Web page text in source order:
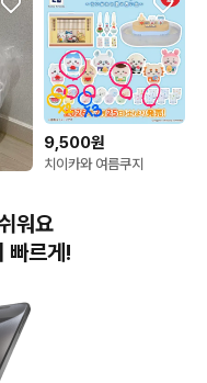
상
정
9,500원
치이카와 여름쿠지
니다. 전자상거래 등에서의
워요
빠르게!